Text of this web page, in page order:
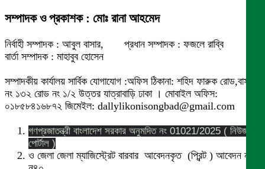
সম্পাদক ও প্রকাশক : মোঃ রানা আহমেদ
নির্বাহী সম্পাদক : আবুল বাসার, প্রধান সম্পাদক : ফজলে রাব্বি
বার্তা সম্পাদক : মাহাবুব হোসেন
সম্পাদকীয় কার্যালয় সার্বিক যোগাযোগ :অফিস ঠিকানা: শহিদ ফারুক রোড,বাসা
নং ১৩২ রোড নং ১/২ উত্তর যাত্রাবাড়ি ঢাকা । মোবাইল অফিস:
০১৮৫৮৪১৬৮৭২ জিমেইল: dallylikonisongbad@gmail.com
গণপ্রজাতন্ত্রী বাংলাদেশ সরকার অনুমদিত নং 01021/2025 ( নিউজ
পোর্টাল )
ও জেলা জেলা ম্যাজিস্ট্রেট বারবার আবেদনকৃত (প্রিন্ট ) আবেদন নং